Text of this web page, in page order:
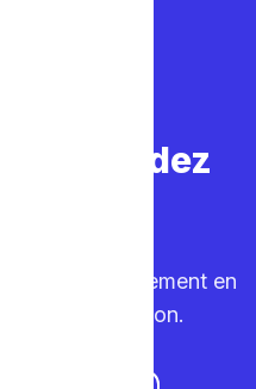
NOUS
Ne perdez
route. Déplacement en
votre région.